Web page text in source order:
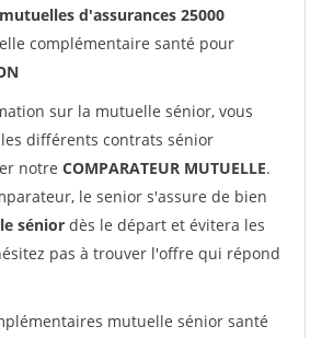
d'assurances 25000
complémentaire santé pour
sur la mutuelle sénior, vous
différents contrats sénior
notre COMPARATEUR MUTUELLE.
le senior s'assure de bien
sénior dès le départ et évitera les
pas à trouver l'offre qui répond
mutuelle sénior santé